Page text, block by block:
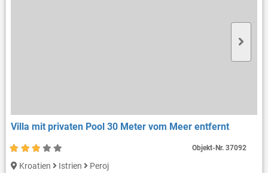
Villa mit privaten Pool 30 Meter vom Meer entfernt
Kroatien Istrien
Peroj
Objekt-Nr.37092